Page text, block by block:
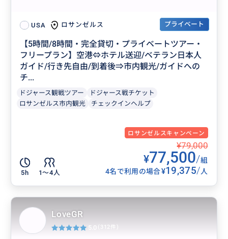
USA ロサンゼルス プライベート
【5時間/8時間・完全貸切・プライベートツアー・
フリープラン】空港⇔ホテル送迎/ベテラン日本人
ガイド/行き先自由/到着後⇒市内観光/ガイドへの
チ...
ドジャース観戦ツアー
ドジャース戦チケット
ロサンゼルス市内観光
チェックインヘルプ
ロサンゼルスキャンペーン
5h 1〜4人
¥79,000
¥77,500/組
4名で利用の場合¥19,375/人
LoveGR
5.0 (312件)